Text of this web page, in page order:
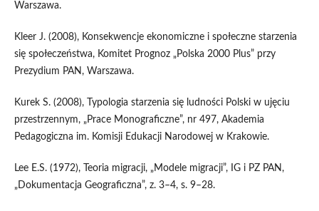
Warszawa.
Kleer J. (2008), Konsekwencje ekonomiczne i społeczne starzenia
się społeczeństwa, Komitet Prognoz „Polska 2000 Plus” przy
Prezydium PAN, Warszawa.
Kurek S. (2008), Typologia starzenia się ludności Polski w ujęciu
przestrzennym, „Prace Monograficzne”, nr 497, Akademia
Pedagogiczna im. Komisji Edukacji Narodowej w Krakowie.
Lee E.S. (1972), Teoria migracji, „Modele migracji”, IG i PZ PAN,
„Dokumentacja Geograficzna”, z. 3–4, s. 9–28.